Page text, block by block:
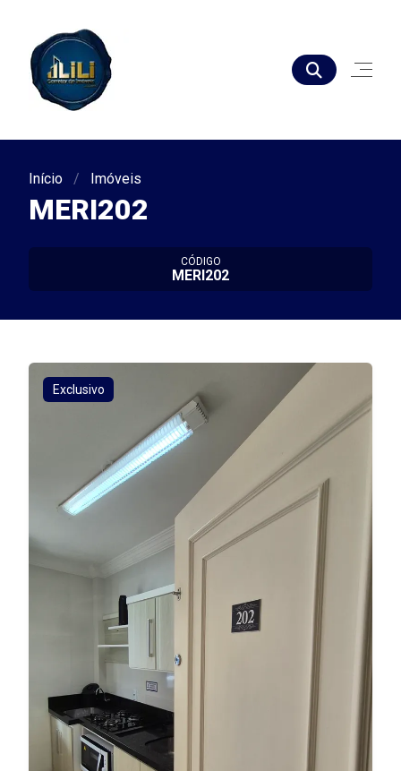
Início Imóveis
MERI202
CÓDIGO
MERI202
Exclusivo